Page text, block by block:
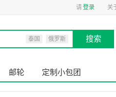
请登录 关
泰国 俄罗斯 搜索
邮轮 定制小包团